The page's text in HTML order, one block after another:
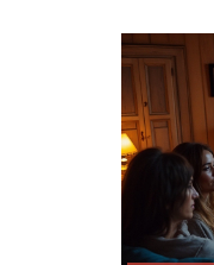
факты
погрузимся